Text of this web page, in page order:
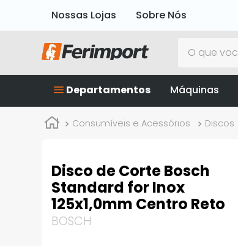
Nossas Lojas Sobre Nós
Departamentos Máquinas
Consumíveis e Acessórios Discos
Disco de Corte Bosch
Standard for Inox
125x1,0mm Centro Reto
BOSCH